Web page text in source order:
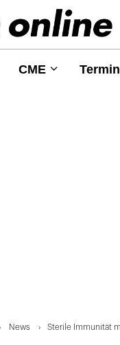
CME
News Sterile Immunität